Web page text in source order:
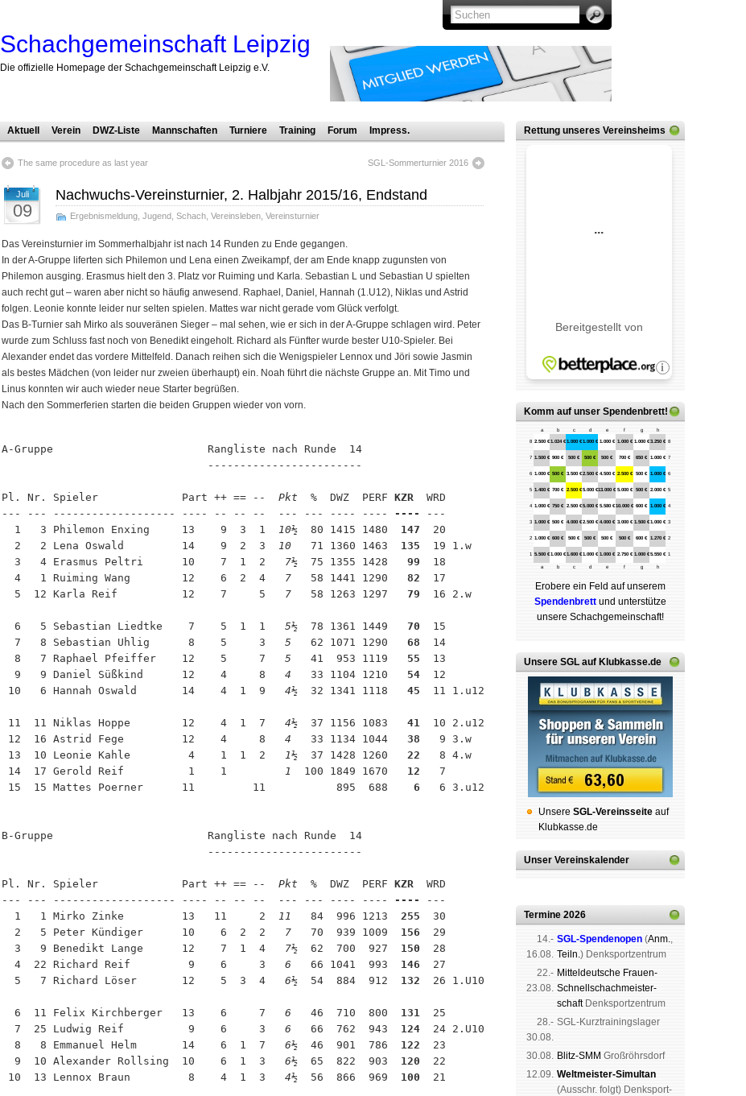
Schachgemeinschaft Leipzig
Die offizielle Homepage der Schachgemeinschaft Leipzig e.V.
Aktuell Verein DWZ-Liste Mannschaften Turniere Training Forum Impress.
The same procedure as last year SGL-Sommerturnier 2016
Juli
09
Nachwuchs-Vereinsturnier, 2. Halbjahr 2015/16, Endstand
Ergebnismeldung Jugend Schach Vereinsleben Vereinsturnier
Das Vereinsturnier im Sommerhalbjahr ist nach 14 Runden zu Ende gegangen.
In der A-Gruppe liferten sich Philemon und Lena einen Zweikampf, der am Ende knapp zugunsten von
Philemon ausging. Erasmus hielt den 3. Platz vor Ruiming und Karla. Sebastian L und Sebastian U spielten
auch recht gut – waren aber nicht so häufig anwesend. Raphael, Daniel, Hannah (1.U12), Niklas und Astrid
folgen. Leonie konnte leider nur selten spielen. Mattes war nicht gerade vom Glück verfolgt.
Das B-Turnier sah Mirko als souveränen Sieger – mal sehen, wie er sich in der A-Gruppe schlagen wird. Peter
wurde zum Schluss fast noch von Benedikt eingeholt. Richard als Fünfter wurde bester U10-Spieler. Bei
Alexander endet das vordere Mittelfeld. Danach reihen sich die Wenigspieler Lennox und Jöri sowie Jasmin
als bestes Mädchen (von leider nur zweien überhaupt) ein. Noah führt die nächste Gruppe an. Mit Timo und
Linus konnten wir auch wieder neue Starter begrüßen.
Nach den Sommerferien starten die beiden Gruppen wieder von vorn.
A-Gruppe                        Rangliste nach Runde  14
                                ------------------------
Pl. Nr. Spieler             Part ++ == -- Pkt
  %  DWZ  PERF
KZR
WRD
--- --- ------------------- ---- -- -- --
--- --- ---- ---- ----
---
  1   3 Philemon Enxing     13    9  3  1
10½
  80 1415 1480
147
  20
  2   2 Lena Oswald         14    9  2  3
10
  71 1360 1463
135
  19 1.w
  3   4 Erasmus Peltri      10    7  1  2
7½
  75 1355 1428
  99
  18
  4   1 Ruiming Wang        12    6  2  4
7
  58 1441 1290
  82
  17
  5  12 Karla Reif          12    7     5
7
  58 1263 1297
  79
  16 2.w
  6   5 Sebastian Liedtke    7    5  1  1
5½
  78 1361 1449
  70
  15
  7   8 Sebastian Uhlig      8    5     3
5
  62 1071 1290
  68
  14
  8   7 Raphael Pfeiffer    12    5     7
5
  41  953 1119
  55
  13
  9   9 Daniel Süßkind      12    4     8
4
  33 1104 1210
  54
  12
10   6 Hannah Oswald       14    4  1  9
4½
  32 1341 1118
  45
  11 1.u12
11  11 Niklas Hoppe        12    4  1  7 4½
  37 1156 1083
  41
  10 2.u12
12  16 Astrid Fege         12    4     8
4
  33 1134 1044
  38
   9 3.w
13  10 Leonie Kahle         4    1  1  2
1½
  37 1428 1260
  22
   8 4.w
14  17 Gerold Reif          1    1
1 100 1849 1670
  12
   7
15  15 Mattes Poerner      11         11
      895  688
   6
   6 3.u12
B-Gruppe                        Rangliste nach Runde  14
                                ------------------------
Pl. Nr. Spieler             Part ++ == -- Pkt
  %  DWZ  PERF
KZR
WRD
--- --- ------------------- ---- -- -- --
--- --- ---- ---- ----
---
  1   1 Mirko Zinke         13   11     2
11
  84  996 1213
255
  30
  2   5 Peter Kündiger      10    6  2  2
7
  70  939 1009
156
  29
  3   9 Benedikt Lange      12    7  1  4
7½
  62  700  927
150
  28
  4  22 Richard Reif         9    6     3
6
  66 1041  993
146
  27
  5   7 Richard Löser       12    5  3  4
6½
  54  884  912
132
  26 1.U10
  6  11 Felix Kirchberger   13    6     7
6
  46  710  800
131
  25
  7  25 Ludwig Reif          9    6     3
6
  66  762  943
124
  24 2.U10
  8   8 Emmanuel Helm       14    6  1  7
6½
  46  901  786
122
  23
  9  10 Alexander Rollsing  10    6  1  3
6½
  65  822  903
120
  22
10  13 Lennox Braun         8    4  1  3
4½
  56  866  969
100
  21
Rettung unseres Vereinsheims
Komm auf unser Spendenbrett!
a b c d e f g h
8 2.500 € 1.024 € 1.000 € 1.000 € 1.000 € 1.000 € 1.000 € 3.250 € 8
7 1.500 € 900 € 500 € 500 € 500 € 700 € 650 € 1.000 € 7
6 1.000 € 500 € 3.500 € 2.500 € 4.500 € 2.500 € 500 € 1.000 € 6
5 1.400 € 700 € 2.500 € 5.000 €13.000 € 5.000 € 500 € 2.000 € 5
4 1.000 € 750 € 2.500 € 5.000 € 5.580 € 10.000 € 600 € 1.000 € 4
3 1.000 € 500 € 4.000 € 2.500 € 4.000 € 3.000 € 1.500 € 1.000 € 3
2 1.000 € 600 € 500 € 500 € 500 € 500 € 600 € 1.270 € 2
1 5.500 € 1.000 € 1.600 € 1.000 € 1.000 € 2.750 € 1.000 € 5.550 € 1
a b c d e f g h
Erobere ein Feld auf unserem
Spenden­brett und unterstütze
unsere Schach­ge­mein­schaft!
Unsere SGL auf Klubkasse.de
Unsere SGL-Ver­eins­sei­te auf
Klubkasse.de
Unser Vereinskalender
Termine 2026
14.-
16.08.
SGL-Spenden­open (Anm.,
Teiln.) Denk­sport­zen­trum
22.-
23.08.
Mit­tel­deu­tsche Frauen-
Schnell­schach­meis­ter­
schaftDenk­sport­zen­trum
28.-
30.08.
SGL-Kurz­trai­nings­lager
30.08. Blitz-SMM Groß­röhrs­dorf
12.09. Weltmeister-Simultan
(Aus­schr. folgt) Denk­sport­